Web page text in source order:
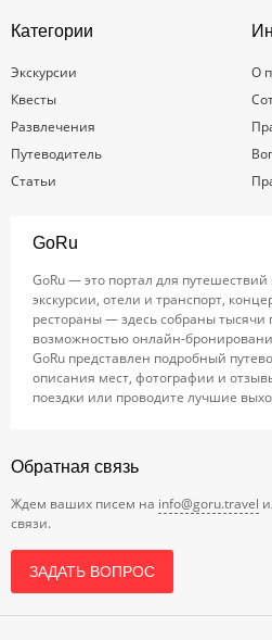
Категории
Экскурсии
Квесты
Развлечения
Путеводитель
Статьи
О
GoRu
GoRu — это портал для
экскурсии, отели и транспорт,
рестораны — здесь собраны тысячи
возможностью онлайн-
GoRu представлен подробный
описания мест, фотографии и
поездки или проводите лучшие
Обратная связь
Ждем ваших писем на info@goru.travel
связи.
ЗАДАТЬ ВОПРОС